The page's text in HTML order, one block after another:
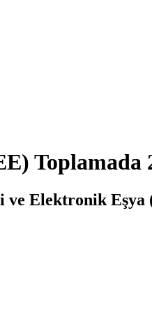
Toplamada
Elektronik Eşya